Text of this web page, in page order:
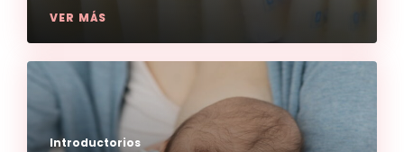
manteniendo total o parcialmente uno de vuestros
tesoros más preciados: la lactancia materna.
VER MÁS
Introductorios